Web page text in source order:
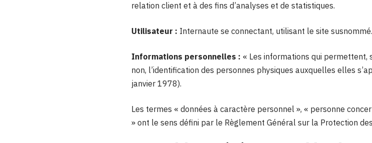
relation client et à des fins d’analyses et de statistiques.
Utilisateur : Internaute se connectant, utilisant le site susnommé.
Informations personnelles : « Les informations qui permettent,
non, l’identification des personnes physiques auxquelles elles
janvier 1978).
Les termes « données à caractère personnel », « personne
» ont le sens défini par le Règlement Général sur la Protection